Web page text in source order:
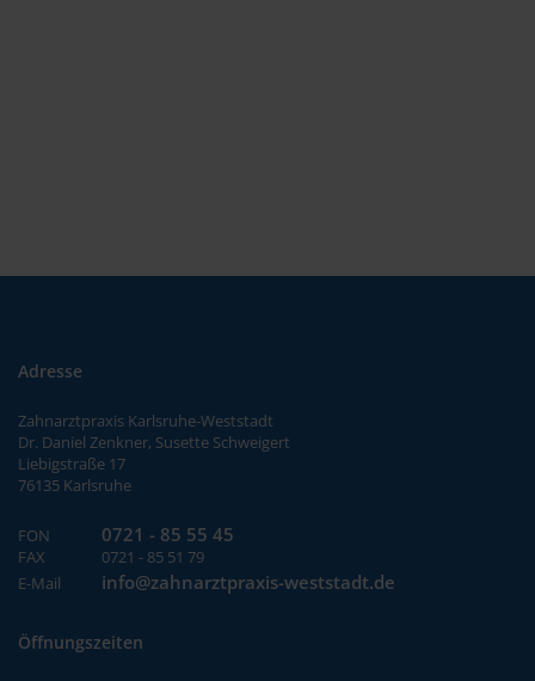
Adresse
Zahnarztpraxis Karlsruhe-Weststadt
Dr. Daniel Zenkner, Susette Schweigert
Liebigstraße 17
76135 Karlsruhe
FON 0721 - 85 55 45
FAX
0721 - 85 51 79
E-Mail
info@zahnarztpraxis-weststadt.de
Öffnungszeiten